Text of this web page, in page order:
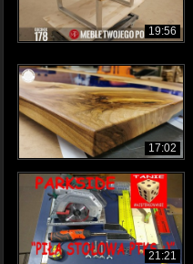
19:56
17:02
21:21